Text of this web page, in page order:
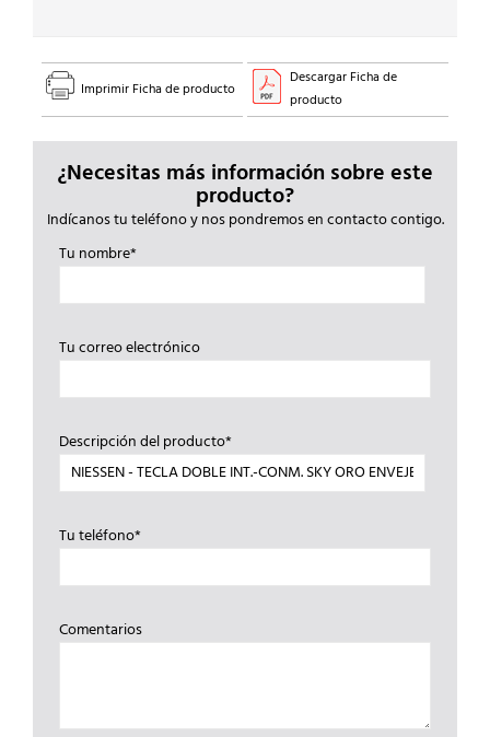
Imprimir Ficha de producto
Descargar Ficha de
producto
¿Necesitas más información sobre este
producto?
Indícanos tu teléfono y nos pondremos en contacto contigo.
Tu nombre*
Tu correo electrónico
Descripción del producto*
Tu teléfono*
Comentarios